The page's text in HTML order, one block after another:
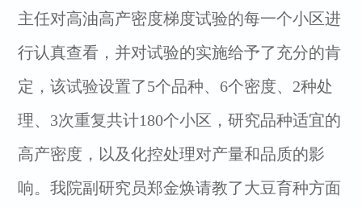
主任对高油高产密度梯度试验的每一个小区进
行认真查看，并对试验的实施给予了充分的肯
定，该试验设置了5个品种、6个密度、2种处
理、3次重复共计180个小区，研究品种适宜的
高产密度，以及化控处理对产量和品质的影
响。我院副研究员郑金焕请教了大豆育种方面